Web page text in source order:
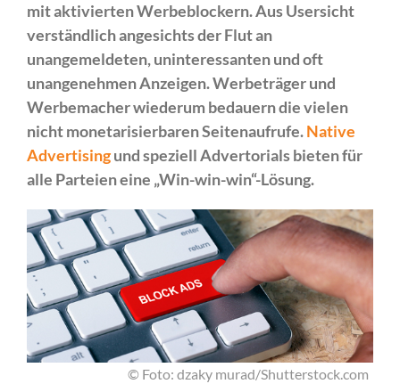
mit aktivierten Werbeblockern. Aus Usersicht
verständlich angesichts der Flut an
unangemeldeten, uninteressanten und oft
unangenehmen Anzeigen. Werbeträger und
Werbemacher wiederum bedauern die vielen
nicht monetarisierbaren Seitenaufrufe.Native
Advertisingund speziell Advertorials bieten für
alle Parteien eine „Win-win-win“-Lösung.
© Foto: dzaky murad/Shutterstock.com